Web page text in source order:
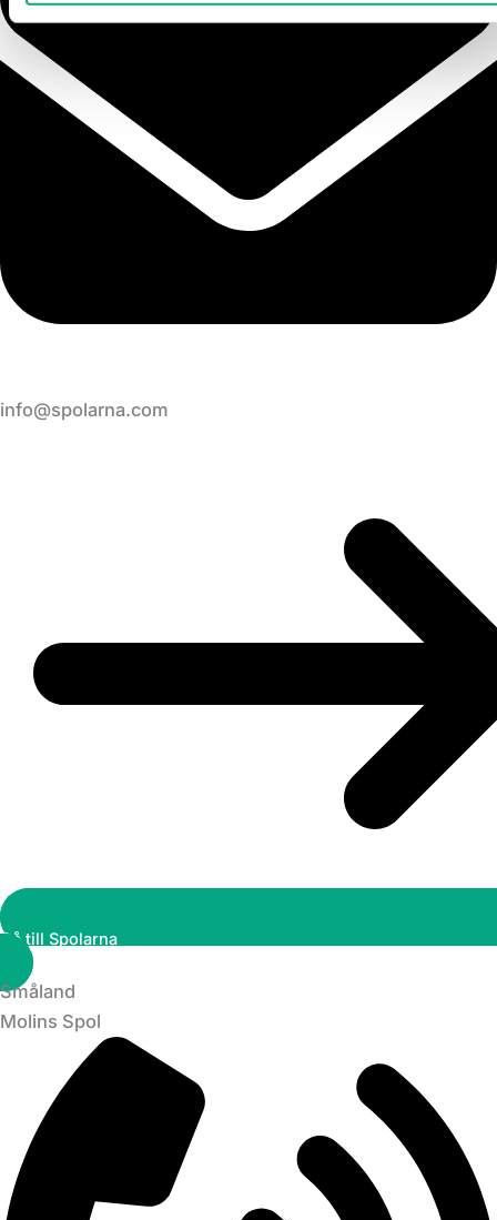
info@spolarna.com
Gå till Spolarna
Småland
Molins Spol